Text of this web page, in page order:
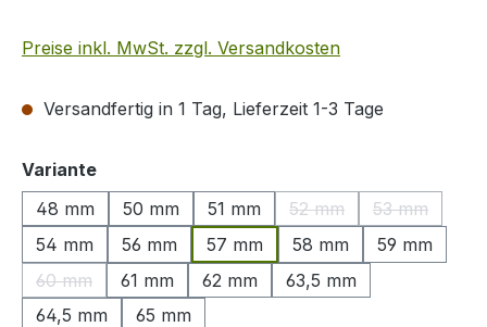
Preise inkl. MwSt. zzgl. Versandkosten
Versandfertig in 1 Tag, Lieferzeit 1-3 Tage
Varianteauswählen
48 mm
50 mm 51 mm 52 mm
(Diese Option ist
53 mm
(Diese
54 mm 56 mm 57 mm 58 mm
59 mm
60 mm
(Diese Option ist zurzeit nicht verfügbar.)
61 mm 62 mm
63,5 mm
64,5 mm
65 mm